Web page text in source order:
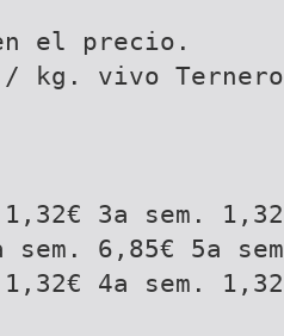
el precio.
/ kg. vivo
3a sem.
sem. 6,85€ 5a
4a sem.